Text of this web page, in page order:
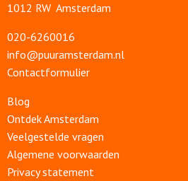
1012 RW Amsterdam
020-6260016
info@puuramsterdam.nl
Contactformulier
Blog
Ontdek Amsterdam
Veelgestelde vragen
Algemene voorwaarden
Privacy statement